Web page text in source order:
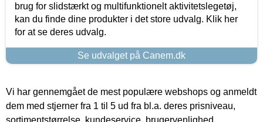
brug for slidstærkt og multifunktionelt aktivitetslegetøj,
kan du finde dine produkter i det store udvalg. Klik her
for at se deres udvalg.
Se udvalget på Canem.dk
Vi har gennemgået de mest populære webshops og anmeldt
dem med stjerner fra 1 til 5 ud fra bl.a. deres prisniveau,
sortimentstørrelse, kundeservice, brugervenlighed,